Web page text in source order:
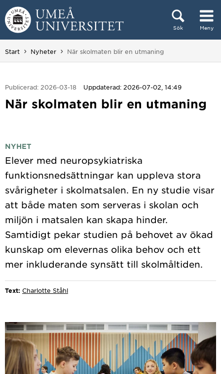
Hoppa direkt till innehållet
Sök Meny
Huvudmenyn dold.
Start Nyheter Du är här:
När skolmaten blir en utmaning
Publicerad: 2026-03-18 Uppdaterad: 2026-07-02, 14:49
När skolmaten blir en utmaning
NYHET
Elever med neuropsykiatriska
funktionsnedsättningar kan uppleva stora
svårigheter i skolmatsalen. En ny studie visar
att både maten som serveras i skolan och
miljön i matsalen kan skapa hinder.
Samtidigt pekar studien på behovet av ökad
kunskap om elevernas olika behov och ett
Text: Charlotte Ståhl